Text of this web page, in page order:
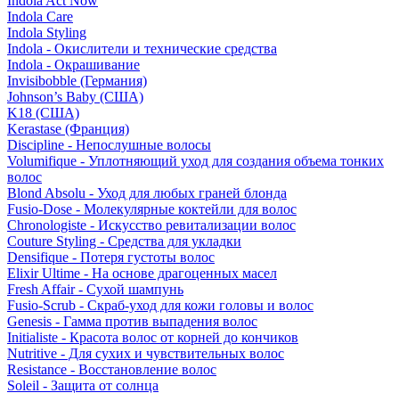
Indola Care
Indola Styling
Indola - Окислители и технические средства
Indola - Окрашивание
Invisibobble (Германия)
Johnson’s Baby (США)
K18 (США)
Kerastase (Франция)
Discipline - Непослушные волосы
Volumifique - Уплотняющий уход для создания объема тонких
волос
Blond Absolu - Уход для любых граней блонда
Fusio-Dose - Молекулярные коктейли для волос
Chronologiste - Искусство ревитализации волос
Couture Styling - Средства для укладки
Densifique - Потеря густоты волос
Elixir Ultime - На основе драгоценных масел
Fresh Affair - Сухой шампунь
Fusio-Scrub - Скраб-уход для кожи головы и волос
Genesis - Гамма против выпадения волос
Initialiste - Красота волос от корней до кончиков
Nutritive - Для сухих и чувствительных волос
Resistance - Восстановление волос
Soleil - Защита от солнца